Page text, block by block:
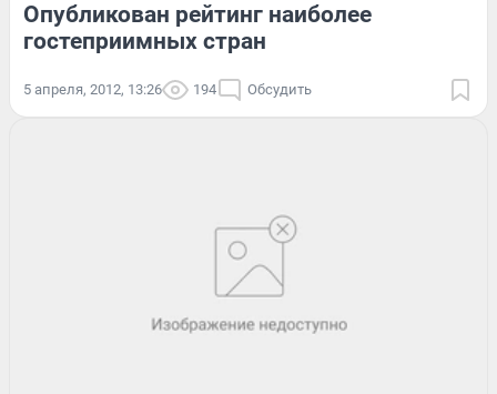
Опубликован рейтинг наиболее
гостеприимных стран
5 апреля, 2012, 13:26 194 Обсудить